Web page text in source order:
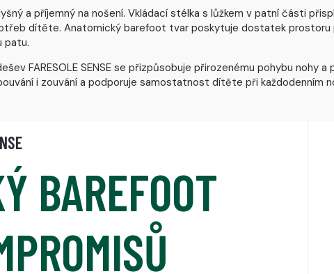
a příjemný na nošení. Vkládací stélka s lůžkem v patní části
dítěte. Anatomický barefoot tvar poskytuje dostatek
patu.
FARESOLE SENSE se přizpůsobuje přirozenému pohybu nohy
i zouvání a podporuje samostatnost dítěte při každodenním
BAREFOOT